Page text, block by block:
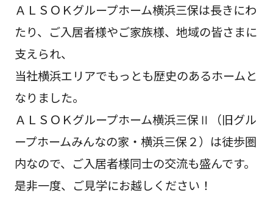
ＡＬＳＯＫグループホーム横浜三保は長きにわ
たり、ご入居者様やご家族様、地域の皆さまに
支えられ、
当社横浜エリアでもっとも歴史のあるホームと
なりました。
ＡＬＳＯＫグループホーム横浜三保Ⅱ（旧グル
ープホームみんなの家・横浜三保２）は徒歩圏
内なので、ご入居者様同士の交流も盛んです。
是非一度、ご見学にお越しください！